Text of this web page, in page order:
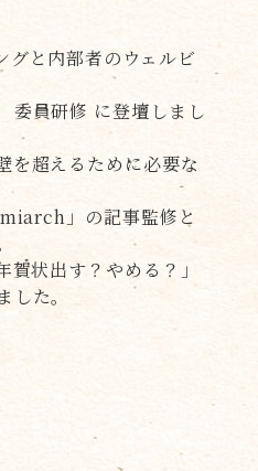
グと内部者のウェルビ
員研修 に登壇しまし
を超えるために必要な
」の記事監修と
状出す？やめる？」
た。